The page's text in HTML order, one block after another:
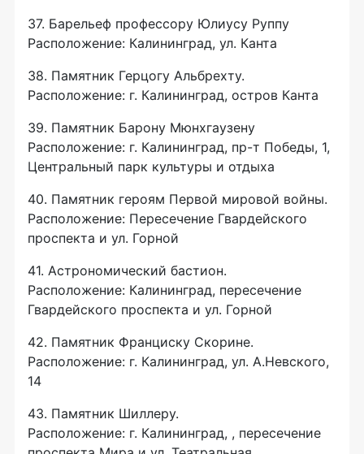
37. Барельеф профессору Юлиусу Руппу
Расположение: Калининград, ул. Канта
38. Памятник Герцогу Альбрехту.
Расположение: г. Калининград, остров Канта
39. Памятник Барону Мюнхгаузену
Расположение: г. Калининград, пр-т Победы, 1,
Центральный парк культуры и отдыха
40. Памятник героям Первой мировой войны.
Расположение: Пересечение Гвардейского
проспекта и ул. Горной
41. Астрономический бастион.
Расположение: Калининград, пересечение
Гвардейского проспекта и ул. Горной
42. Памятник Франциску Скорине.
Расположение: г. Калининград, ул. А.Невского,
14
43. Памятник Шиллеру.
Расположение: г. Калининград, , пересечение